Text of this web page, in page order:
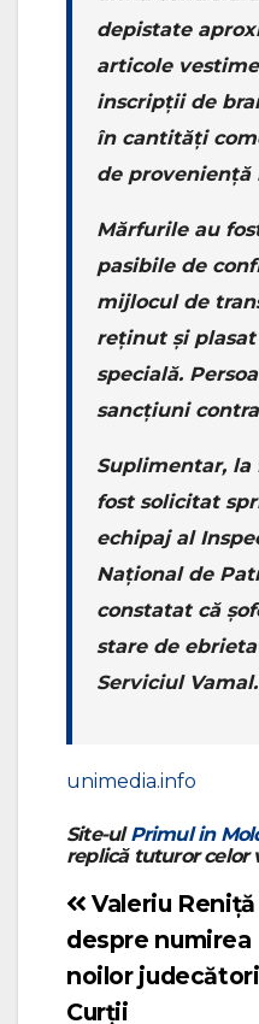
depistate
articole
inscripții de
în cantități
de proveniență
Mărfurile au
pasibile de
mijlocul de
reținut și
specială.
sancțiuni
Suplimentar, la
fost solicitat
echipaj al
Național de
constatat că
stare de
Serviciul Vamal.
unimedia.info
Site-ulPrimul in
replică tuturor celor
Navigare
în
articole
Valeriu Reniță
despre numirea
noilor
Curții